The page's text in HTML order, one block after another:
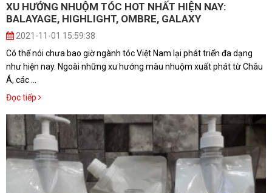
XU HƯỚNG NHUỘM TÓC HOT NHẤT HIỆN NAY:
BALAYAGE, HIGHLIGHT, OMBRE, GALAXY
2021-11-01 15:59:38
Có thể nói chưa bao giờ ngành tóc Việt Nam lại phát triển đa dạng
như hiện nay. Ngoài những xu hướng màu nhuộm xuất phát từ Châu
Á, các ...
Đọc tiếp